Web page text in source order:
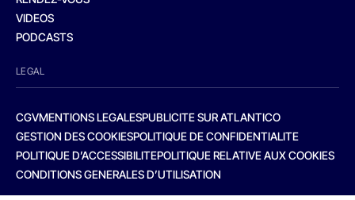
VIDEOS
PODCASTS
LEGAL
CGVMENTIONS LEGALESPUBLICITE SUR ATLANTICO
GESTION DES COOKIESPOLITIQUE DE CONFIDENTIALITE
POLITIQUE D’ACCESSIBILITEPOLITIQUE RELATIVE AUX COOKIES
CONDITIONS GENERALES D’UTILISATION